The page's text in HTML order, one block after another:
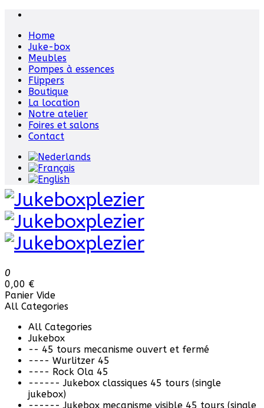
Home
Juke-box
Meubles
Pompes à essences
Flippers
Boutique
La location
Notre atelier
Foires et salons
Contact
0
0,00 €
Panier Vide
All Categories
All Categories
Jukebox
-- 45 tours mecanisme ouvert et fermé
---- Wurlitzer 45
---- Rock Ola 45
------ Jukebox classiques 45 tours (single
jukebox)
------ Jukebox mecanisme visible 45 tours (single